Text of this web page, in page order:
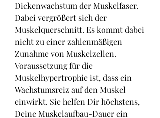
Dickenwachstum der Muskelfaser.
Dabei vergrößert sich der
Muskelquerschnitt. Es kommt dabei
nicht zu einer zahlenmäßigen
Zunahme von Muskelzellen.
Voraussetzung für die
Muskelhypertrophie ist, dass ein
Wachstumsreiz auf den Muskel
einwirkt. Sie helfen Dir höchstens,
Deine Muskelaufbau-Dauer ein